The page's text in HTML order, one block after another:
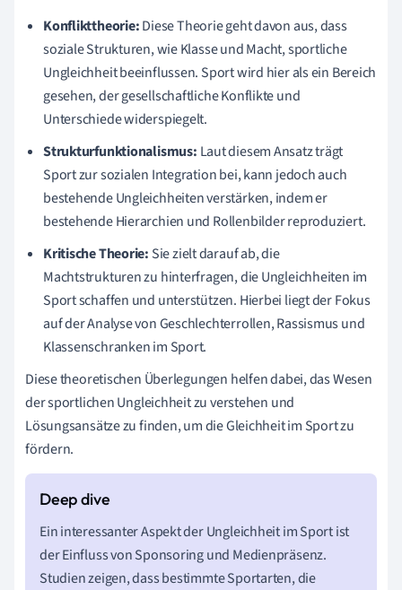
Konflikttheorie:Diese Theorie geht davon aus, dass
soziale Strukturen, wie Klasse und Macht, sportliche
Ungleichheit beeinflussen. Sport wird hier als ein Bereich
gesehen, der gesellschaftliche Konflikte und
Unterschiede widerspiegelt.
Strukturfunktionalismus: Laut diesem Ansatz trägt
Sport zur sozialen Integration bei, kann jedoch auch
bestehende Ungleichheiten verstärken, indem er
bestehende Hierarchien und Rollenbilder reproduziert.
Kritische Theorie: Sie zielt darauf ab, die
Machtstrukturen zu hinterfragen, die Ungleichheiten im
Sport schaffen und unterstützen. Hierbei liegt der Fokus
auf der Analyse von Geschlechterrollen, Rassismus und
Klassenschranken im Sport.
Diese theoretischen Überlegungen helfen dabei, das Wesen
der sportlichen Ungleichheit zu verstehen und
Lösungsansätze zu finden, um die Gleichheit im Sport zu
fördern.
Ein interessanter Aspekt der Ungleichheit im Sport ist
der Einfluss von Sponsoring und Medienpräsenz.
Studien zeigen, dass bestimmte Sportarten, die